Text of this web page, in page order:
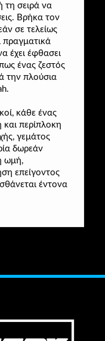
τη σειρά να
Βρήκα τον
σε τελείως
πραγματικά
έχει έφθασει
ένας ζεστός
την πλούσια
κάθε ένας
περίπλοκη
γεμάτος
δωρεάν
ωμή,
επείγοντος
έντονα